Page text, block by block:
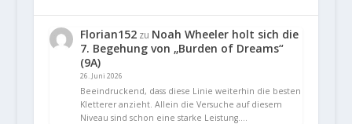
Florian152zu Noah Wheeler holt sich die
7. Begehung von „Burden of Dreams“
(9A)
26. Juni 2026
Beeindruckend, dass diese Linie weiterhin die besten
Kletterer anzieht. Allein die Versuche auf diesem
Niveau sind schon eine starke Leistung.…